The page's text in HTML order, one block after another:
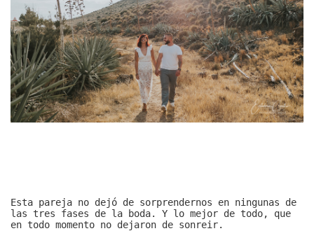
Esta pareja no dejó de sorprendernos en ningunas de
las tres fases de la boda. Y lo mejor de todo, que
en todo momento no dejaron de sonreir.